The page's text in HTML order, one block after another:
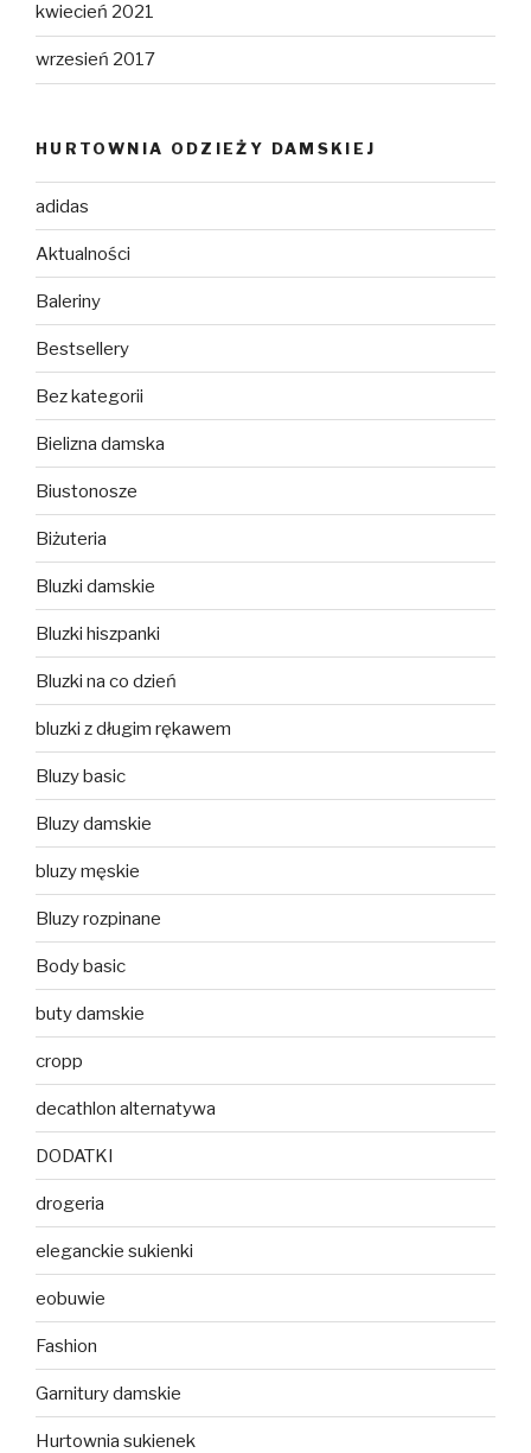
kwiecień 2021
wrzesień 2017
HURTOWNIA ODZIEŻY DAMSKIEJ
adidas
Aktualności
Baleriny
Bestsellery
Bez kategorii
Bielizna damska
Biustonosze
Biżuteria
Bluzki damskie
Bluzki hiszpanki
Bluzki na co dzień
bluzki z długim rękawem
Bluzy basic
Bluzy damskie
bluzy męskie
Bluzy rozpinane
Body basic
buty damskie
cropp
decathlon alternatywa
DODATKI
drogeria
eleganckie sukienki
eobuwie
Fashion
Garnitury damskie
Hurtownia sukienek